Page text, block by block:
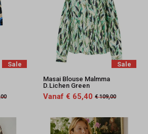
Sale
Sale
Masai Blouse Malmma
D.Lichen Green
Vanaf € 65,40 € 109,00